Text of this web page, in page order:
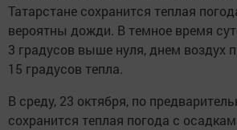
Татарстане сохранится теплая
вероятны дожди. В темное время
3 градусов выше нуля, днем воздух
15 градусов тепла.
В среду, 23 октября, по
сохранится теплая погода с